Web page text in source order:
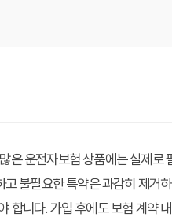
운전자보험 상품에는 실제
불필요한 특약은 과감히 제거
니다. 가입 후에도 보험 계약